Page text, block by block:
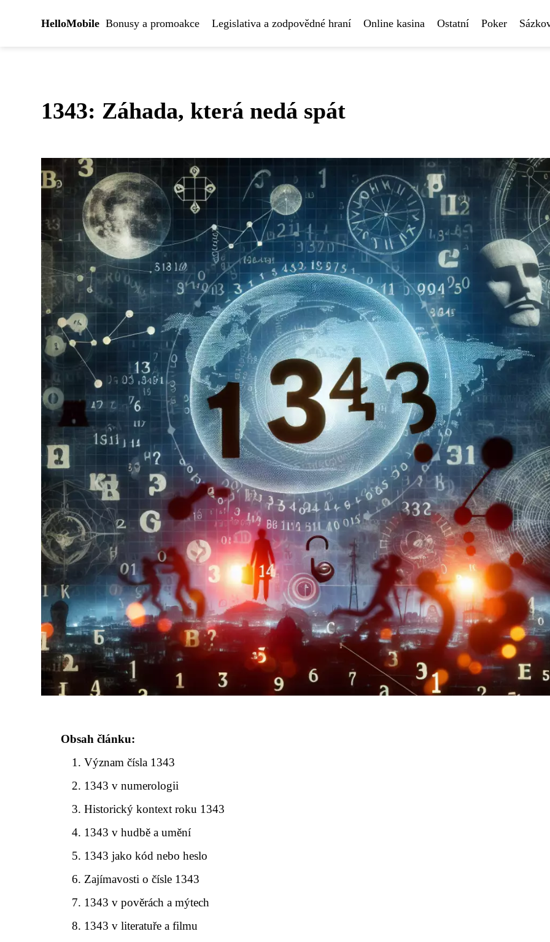
HelloMobile Bonusy a promoakce Legislativa a zodpovědné hraní Online kasina Ostatní Poker
1343: Záhada, která nedá spát
Obsah článku:
Význam čísla 1343
1343 v numerologii
Historický kontext roku 1343
1343 v hudbě a umění
1343 jako kód nebo heslo
Zajímavosti o čísle 1343
1343 v pověrách a mýtech
1343 v literatuře a filmu